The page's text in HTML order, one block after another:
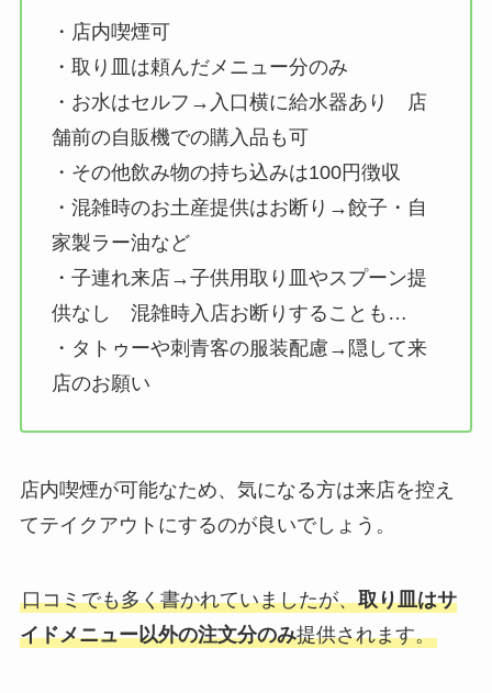
・店内喫煙可
・取り皿は頼んだメニュー分のみ
・お水はセルフ→入口横に給水器あり 店
舗前の自販機での購入品も可
・その他飲み物の持ち込みは100円徴収
・混雑時のお土産提供はお断り→餃子・自
家製ラー油など
・子連れ来店→子供用取り皿やスプーン提
供なし 混雑時入店お断りすることも…
・タトゥーや刺青客の服装配慮→隠して来
店のお願い
店内喫煙が可能なため、気になる方は来店を控え
てテイクアウトにするのが良いでしょう。
口コミでも多く書かれていましたが、取り皿はサ
イドメニュー以外の注文分のみ提供されます。